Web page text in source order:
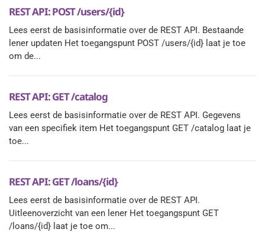
REST API: POST /users/{id}
Lees eerst de basisinformatie over de REST API. Bestaande
lener updaten Het toegangspunt POST /users/{id} laat je toe
om de...
REST API: GET /catalog
Lees eerst de basisinformatie over de REST API. Gegevens
van een specifiek item Het toegangspunt GET /catalog laat je
toe...
REST API: GET /loans/{id}
Lees eerst de basisinformatie over de REST API.
Uitleenoverzicht van een lener Het toegangspunt GET
/loans/{id} laat je toe om...